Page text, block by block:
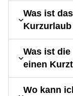
Was ist
Was ist
einen
Wo kann